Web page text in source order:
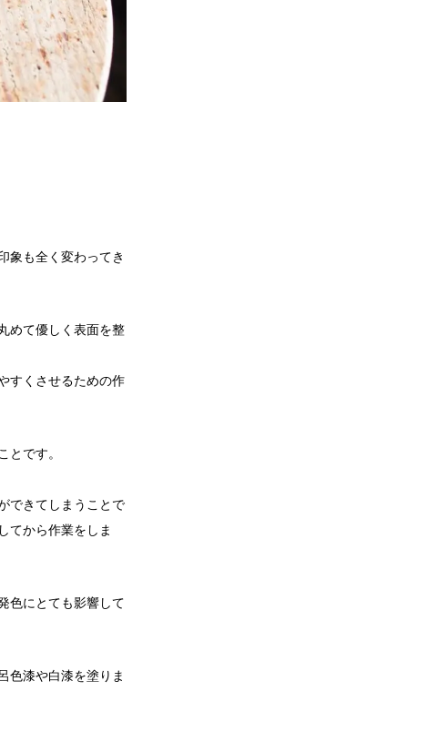
象も全く変わってき
めて優しく表面を整
すくさせるための作
とです。
できてしまうことで
てから作業をしま
色にとても影響して
色漆や白漆を塗りま